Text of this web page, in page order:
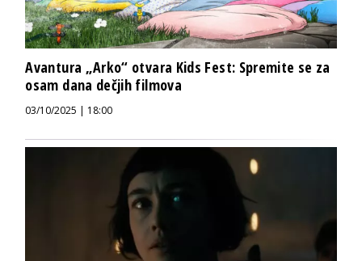
Avantura „Arko“ otvara Kids Fest: Spremite se za
osam dana dečjih filmova
03/10/2025 | 18:00